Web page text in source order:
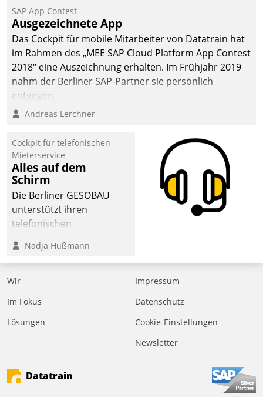
SAP App Contest
Ausgezeichnete App
Das Cockpit für mobile Mitarbeiter von Datatrain hat
im Rahmen des „MEE SAP Cloud Platform App Contest
2018“ eine Auszeichnung erhalten. Im Frühjahr 2019
nahm der Berliner SAP-Partner sie persönlich
entgegen.
Andreas Lerchner
Cockpit für telefonischen
Mieterservice
Alles auf dem
Schirm
Die Berliner GESOBAU
unterstützt ihren
telefonischen
digitalen Cockpit, das
situationsbezogen
passende Fragen und
Eine intuitive
Dialogführung ermöglicht
effizienter zu bearbeiten.
Nadja Hußmann
Wir
Im Fokus
Lösungen
Impressum
Datenschutz
Cookie-Einstellungen
Newsletter
Datatrain